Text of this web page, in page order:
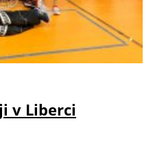
v Liberci